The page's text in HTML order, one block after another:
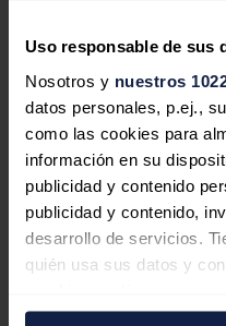
Uso responsable de sus
Nosotros y nuestros
datos personales, p.ej.,
como las cookies para
información en su
publicidad y contenido
publicidad y contenido,
desarrollo de servicios.
quién usa sus datos y
momento desde la
con éxito la
pozo Cronos-
costas de
TotalEnergies y
éxito del pozo
evaluar el
Bloque 6.